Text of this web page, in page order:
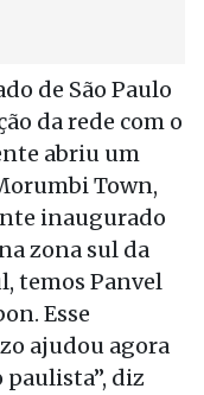
de São Paulo
da rede com o
abriu um
Town,
inaugurado
zona sul da
temos Panvel
Esse
ajudou agora
paulista”, diz